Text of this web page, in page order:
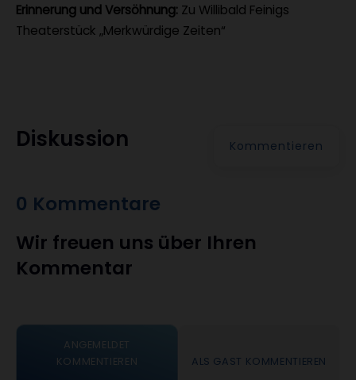
Erinnerung und Versöhnung: Zu Willibald Feinigs
Theaterstück „Merkwürdige Zeiten“
Diskussion Kommentieren
0 Kommentare
Wir freuen uns über Ihren
Kommentar
ANGEMELDET
KOMMENTIEREN
ALS GAST KOMMENTIEREN